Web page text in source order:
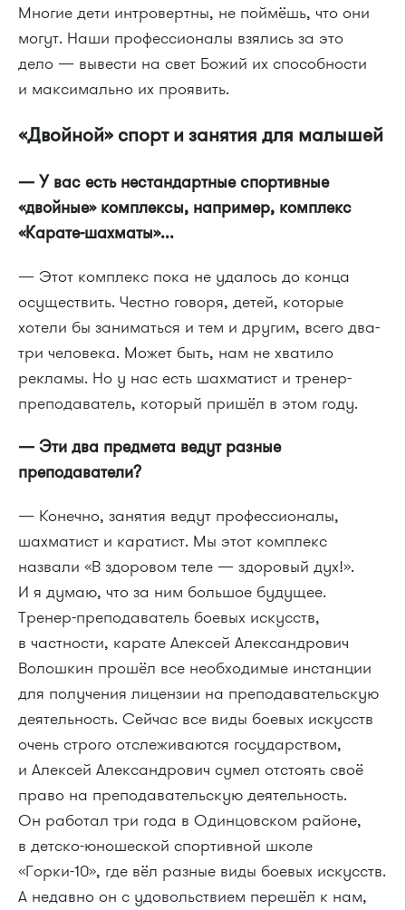
Многие дети интровертны, не поймёшь, что они
могут. Наши профессионалы взялись за это
дело — вывести на свет Божий их способности
и максимально их проявить.
«Двойной» спорт и занятия для малышей
— У вас есть нестандартные спортивные
«двойные» комплексы, например, комплекс
«Карате-шахматы»...
— Этот комплекс пока не удалось до конца
осуществить. Честно говоря, детей, которые
хотели бы заниматься и тем и другим, всего два-
три человека. Может быть, нам не хватило
рекламы. Но у нас есть шахматист и тренер-
преподаватель, который пришёл в этом году.
— Эти два предмета ведут разные
преподаватели?
— Конечно, занятия ведут профессионалы,
шахматист и каратист. Мы этот комплекс
назвали «В здоровом теле — здоровый дух!».
И я думаю, что за ним большое будущее.
Тренер-преподаватель боевых искусств,
в частности, карате Алексей Александрович
Волошкин прошёл все необходимые инстанции
для получения лицензии на преподавательскую
деятельность. Сейчас все виды боевых искусств
очень строго отслеживаются государством,
и Алексей Александрович сумел отстоять своё
право на преподавательскую деятельность.
Он работал три года в Одинцовском районе,
в детско-юношеской спортивной школе
«Горки-10», где вёл разные виды боевых искусств.
А недавно он с удовольствием перешёл к нам,